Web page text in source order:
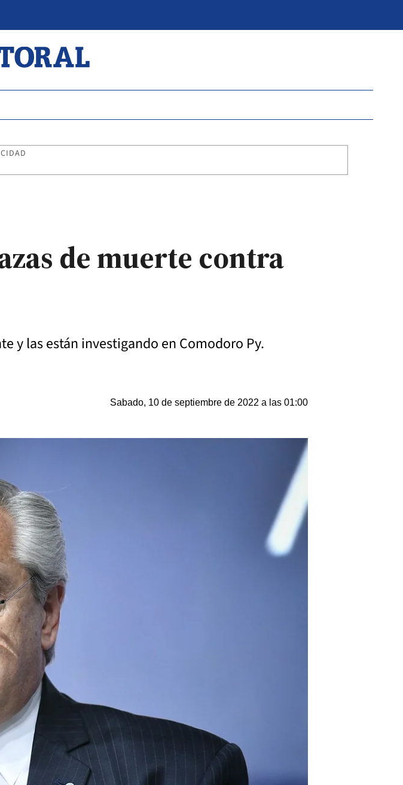
de muerte contra
y las están investigando en Comodoro Py.
Sabado, 10 de septiembre de 2022 a las 01:00